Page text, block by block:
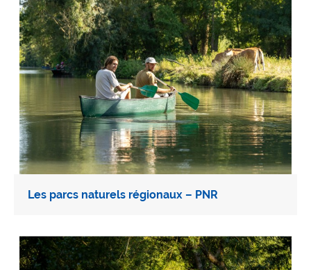
Les parcs naturels régionaux – PNR